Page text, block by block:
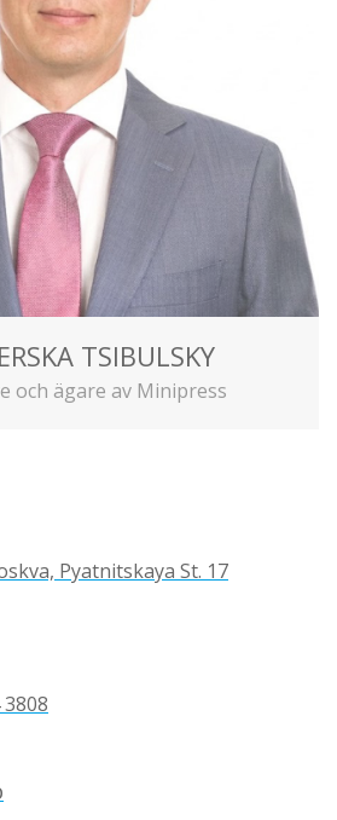
TSIBULSKY
och ägare av Minipress
Pyatnitskaya St. 17